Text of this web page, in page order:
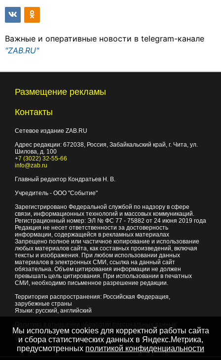
Важные и оперативные новости в telegram-канале
"ZAB.RU"
Размещение рекламы
Контакты
Сетевое издание ZAB.RU
Адрес редакции: 672038, Россия, Забайкальский край, г. Чита, ул.
Шилова, д. 100
+7 (3022) 32-55-66
info@zab.ru
Главный редактор Кондратьев Н. В.
Учредитель - ООО "Событие"
Зарегистрировано Федеральной службой по надзору в сфере
связи, информационных технологий и массовых коммуникаций.
Регистрационный номер: ЭЛ № ФС 77 - 75882 от 24 июня 2019 года
Редакция не несет ответственности за достоверность
информации, содержащейся в рекламных материалах
Запрещено полное или частичное копирование и использование
любых материалов сайта, как составных произведений, включая
тексты и изображения. При любом использовании данных
материалов в электронных СМИ, ссылка на данный сайт
обязательна. Объем цитирования информации не должен
превышать цель цитирования. При использовании в печатных
СМИ, необходимо письменное разрешение редакции.
Территория распространения: Российская Федерация,
зарубежные страны
Языки: русский, английский
© 2007 - 2026Портал Читы и Забайкальского края
Мы используем cookies для корректной работы сайта
и сбора статистических данных в Яндекс.Метрика,
предусмотренных политикой конфиденциальности